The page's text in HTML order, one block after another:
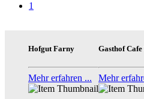
1
Hofgut Farny
Mehr erfahren ...
Gasthof
Mehr